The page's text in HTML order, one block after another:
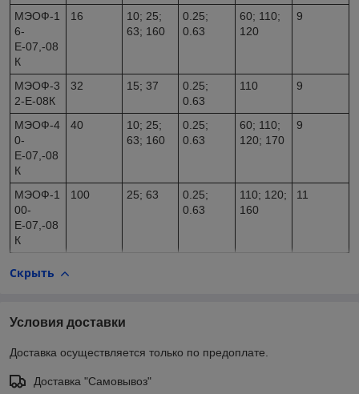
МЭОФ-1
6-
Е-07,-08
К
16
10; 25;
63; 160
0.25;
0.63
60; 110;
120
9
МЭОФ-3
2-Е-08К
32 15; 37
0.25;
0.63
110 9
МЭОФ-4
0-
Е-07,-08
К
40
10; 25;
63; 160
0.25;
0.63
60; 110;
120; 170
9
МЭОФ-1
00-
Е-07,-08
К
100 25; 63
0.25;
0.63
110; 120;
160
11
Скрыть
Условия доставки
Доставка осуществляется только по предоплате.
Доставка "Самовывоз"